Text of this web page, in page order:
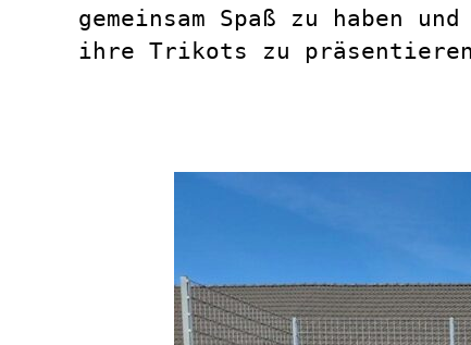
gemeinsam Spaß zu haben
ihre Trikots zu